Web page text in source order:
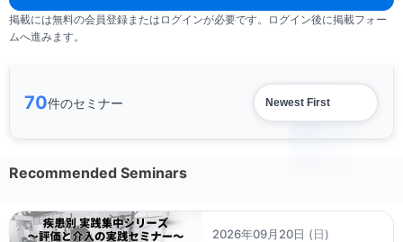
掲載には無料の会員登録またはログインが必要です。ログイン後に掲載フォー
ムへ進みます。
70件のセミナー
Recommended Seminars
2026年09月20日 (日)